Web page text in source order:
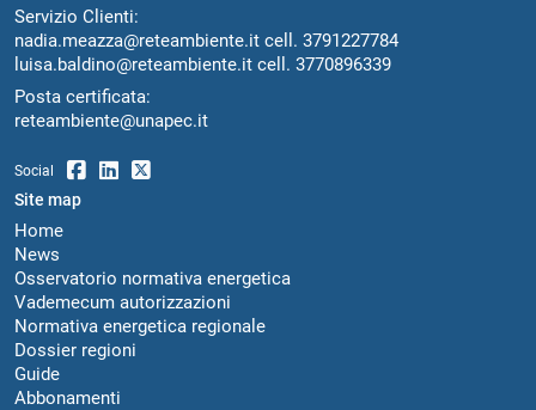
Servizio Clienti:
nadia.meazza@reteambiente.it cell. 3791227784
luisa.baldino@reteambiente.it cell. 3770896339
Posta certificata:
reteambiente@unapec.it
Social
Site map
Home
News
Osservatorio normativa energetica
Vademecum autorizzazioni
Normativa energetica regionale
Dossier regioni
Guide
Abbonamenti